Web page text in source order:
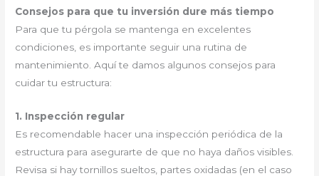
Consejos para que tu inversión dure más tiempo
Para que tu pérgola se mantenga en excelentes
condiciones, es importante seguir una rutina de
mantenimiento. Aquí te damos algunos consejos para
cuidar tu estructura:
1. Inspección regular
Es recomendable hacer una inspección periódica de la
estructura para asegurarte de que no haya daños visibles.
Revisa si hay tornillos sueltos, partes oxidadas (en el caso